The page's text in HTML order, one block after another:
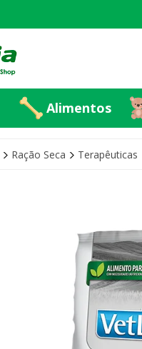
Alimentos
Ração Seca Terapêuticas